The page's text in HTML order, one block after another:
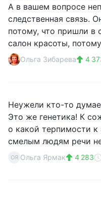
А в вашем вопросе
следственная связь.
потому, что пришли в
салон красоты,
Ольга Зибарева 4
Неужели кто-то
Это же генетика! К
о какой терпимости
смелым людям речи
ОЯ Ольга Ярмак 4 283